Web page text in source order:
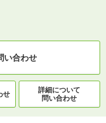
い合わせ
せ
詳細について
問い合わせ